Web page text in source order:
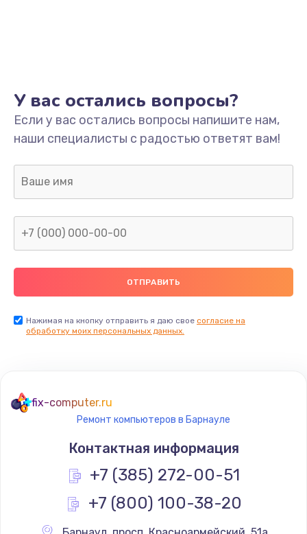
Замена/Pемонт карбюратора
1300 руб.
Заказать
Ремонт капиллярной трубки
400 руб.
Заказать
Замена термостата
1200 руб.
Заказать
Замена реле
У вас остались вопросы?
Если у вас остались вопросы напишите нам,
наши специалисты с радостью ответят вам!
Нажимая на кнопку отправить я даю свое согласие на
обработку моих персональных данных.
fix-computer.ru
Ремонт компьютеров в Барнауле
Контактная информация
+7 (385) 272-00-51
+7 (800) 100-38-20